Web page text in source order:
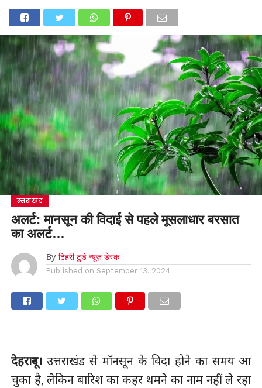
उत्तराखंड
अलर्ट: मानसून की विदाई से पहले मूसलाधार बरसात
का अलर्ट…
By टिहरी टुडे न्यूज़ डेस्क
Published on September 13, 2024
देहरादून। उत्तराखंड से मॉनसून के विदा होने का समय आ
चुका है, लेकिन बारिश का कहर थमने का नाम नहीं ले रहा